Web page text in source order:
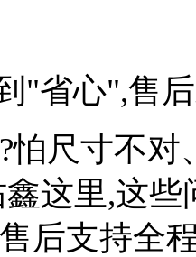
"省心",售
怕尺寸不
鑫这里,这
后支持全